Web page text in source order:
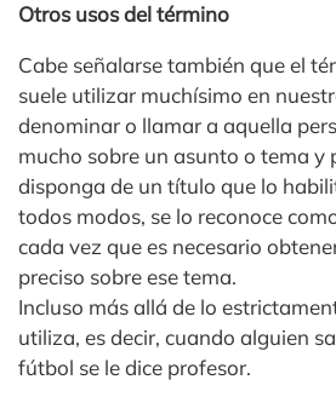
Otros usos del término
Cabe señalarse también que el
suele utilizar muchísimo en
denominar o llamar a aquella
mucho sobre un asunto o tema y
disponga de un título que lo
todos modos, se lo reconoce
cada vez que es necesario
preciso sobre ese tema.
Incluso más allá de lo
utiliza, es decir, cuando alguien
fútbol se le dice profesor.